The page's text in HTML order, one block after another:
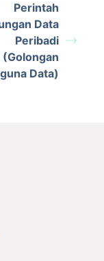
Perintah
Data
Peribadi
(Golongan
Data)